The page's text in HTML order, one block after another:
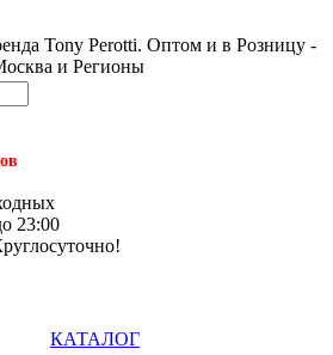
Tony Perotti. Оптом и в Розницу -
и Регионы
23:00
КАТАЛОГ